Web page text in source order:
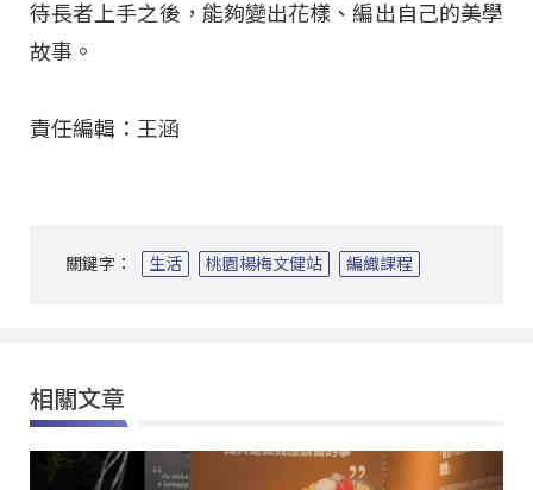
待長者上手之後，能夠變出花樣、編出自己的美學
故事。
責任編輯：王涵
關鍵字： 生活 桃園楊梅文健站 編織課程
相關文章